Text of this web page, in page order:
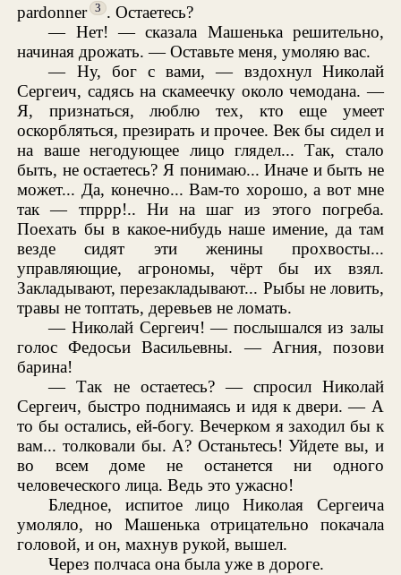
pardonner
3 . Остаетесь?
— Нет! — сказала Машенька решительно,
начиная дрожать. — Оставьте меня, умоляю вас.
— Ну, бог с вами, — вздохнул Николай
Сергеич, садясь на скамеечку около чемодана. —
Я, признаться, люблю тех, кто еще умеет
оскорбляться, презирать и прочее. Век бы сидел и
на ваше негодующее лицо глядел... Так, стало
быть, не остаетесь? Я понимаю... Иначе и быть не
может... Да, конечно... Вам-то хорошо, а вот мне
так — тпррр!.. Ни на шаг из этого погреба.
Поехать бы в какое-нибудь наше имение, да там
везде сидят эти женины прохвосты...
управляющие, агрономы, чёрт бы их взял.
Закладывают, перезакладывают... Рыбы не ловить,
травы не топтать, деревьев не ломать.
— Николай Сергеич! — послышался из залы
голос Федосьи Васильевны. — Агния, позови
барина!
— Так не остаетесь? — спросил Николай
Сергеич, быстро поднимаясь и идя к двери. — А
то бы остались, ей-богу. Вечерком я заходил бы к
вам... толковали бы. А? Останьтесь! Уйдете вы, и
во всем доме не останется ни одного
человеческого лица. Ведь это ужасно!
Бледное, испитое лицо Николая Сергеича
умоляло, но Машенька отрицательно покачала
головой, и он, махнув рукой, вышел.
Через полчаса она была уже в дороге.